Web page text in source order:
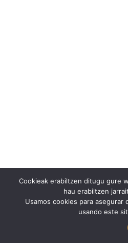
Cookieak erabiltzen ditugu gure
hau erabiltzen
Usamos cookies para
usando este